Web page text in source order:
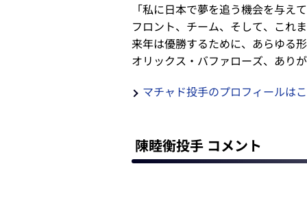
「私に日本で夢を追う機会を与
フロント、チーム、そして、これ
来年は優勝するために、あらゆる
オリックス・バファローズ、あり
マチャド投手のプロフィールは
陳睦衡投手 コメント